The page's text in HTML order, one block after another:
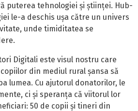
puterea tehnologiei și științei. Hub-
le-a deschis ușa către un univers
unde timiditatea se
Digitali este visul nostru care
din mediul rural șansa să
lumea. Cu ajutorul donatorilor, le
ci și speranța că viitorul lor
50 de copii și tineri din